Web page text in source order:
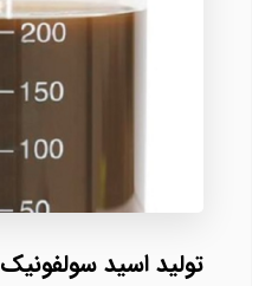
تولید اسید سولفونیک